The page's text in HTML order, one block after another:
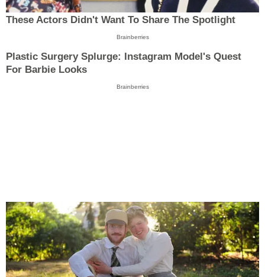
These Actors Didn't Want To Share The Spotlight
Brainberries
Plastic Surgery Splurge: Instagram Model's Quest
For Barbie Looks
Brainberries